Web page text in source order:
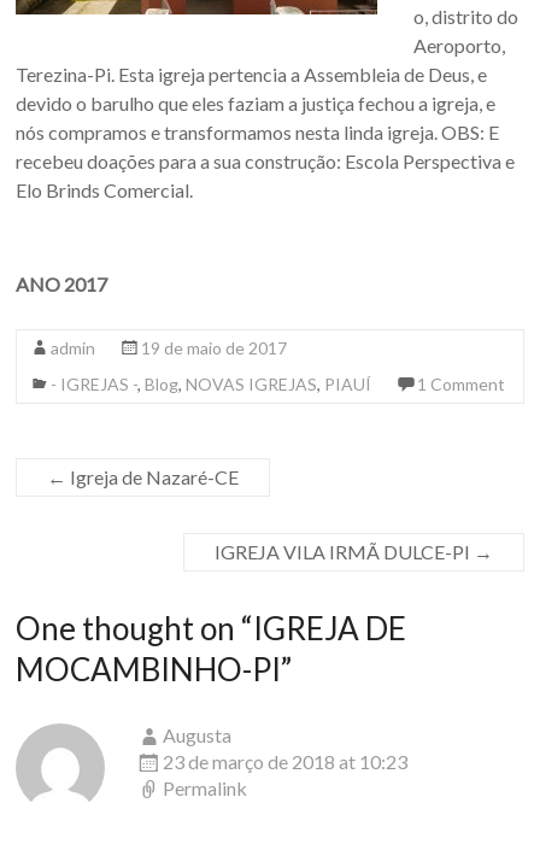
o, distrito do
Aeroporto,
Terezina-Pi. Esta igreja pertencia a Assembleia de Deus, e
devido o barulho que eles faziam a justiça fechou a igreja, e
nós compramos e transformamos nesta linda igreja. OBS: E
recebeu doações para a sua construção: Escola Perspectiva e
Elo Brinds Comercial.
ANO 2017
admin
19 de maio de 2017
- IGREJAS -,Blog,NOVAS IGREJAS, PIAUÍ 1 Comment
← Igreja de Nazaré-CE
IGREJA VILA IRMÃ DULCE-PI →
One thought on “IGREJA DE
MOCAMBINHO-PI”
Augusta
23 de março de 2018 at 10:23
Permalink